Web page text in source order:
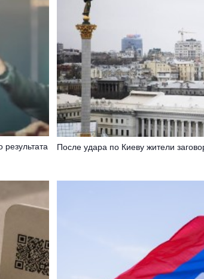
После удара по Киеву жители